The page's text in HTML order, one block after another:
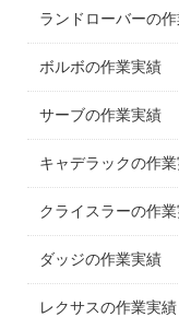
ランドローバーの
ボルボの作業実績
サーブの作業実績
キャデラックの作
クライスラーの作
ダッジの作業実績
レクサスの作業実績